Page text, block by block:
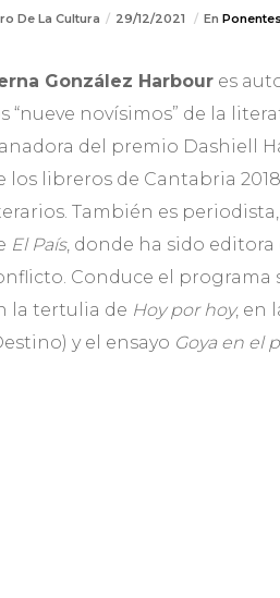
De La Cultura 29/12/2021 En
González Harbour es
“nueve novísimos” de la
del premio Dashiell
los libreros de Cantabria
También es
El País, donde ha sido editora
Conduce el programa
la tertulia de Hoy por hoy, en
y el ensayo Goya en el